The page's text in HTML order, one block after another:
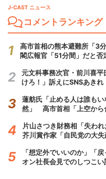
J-CAST ニュース
コメントランキング
高市首相の熊本避難所「3
閣広報官「51分間」だと否
元文科事務次官・前川喜
けろ！」訴えにSNSあきれ
蓮舫氏「止める人は誰も
然」 高市首相「上空から
片山さつき財務相「失わ
芥川賞作家「自民党の大失
「想定外でいいのか」「
オン社長会見でのしつこ